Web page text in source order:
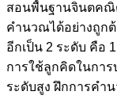
สอนพื้นฐานจินตคณิ
คำนวณได้อย่างถูก
อีกเป็น 2 ระดับ คือ
การใช้ลูกคิดในการ
ระดับสูง ฝึกการคำ